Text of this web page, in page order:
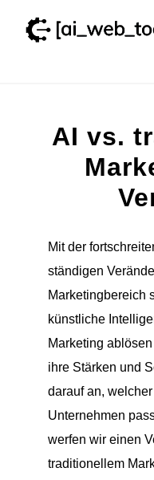
Inhalt
Verzeichnis
AI vs.
Mit der
ständigen
Marketingbereich
künstliche
Marketing
ihre Stärken und
darauf an,
Unternehmen
werfen wir einen
traditionellem